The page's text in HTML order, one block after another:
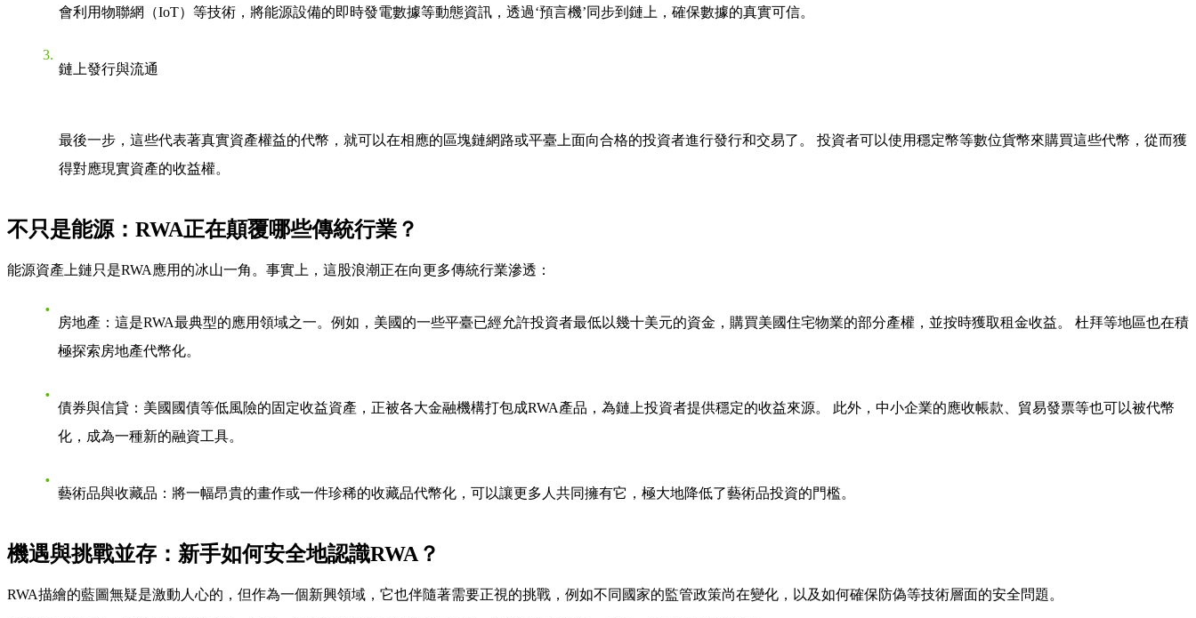
會利用物聯網（IoT）等技術，將能源設備的即時發電數據等動態資訊，透過‘預言機’同步到鏈上，確保數據的真實可信。
鏈上發行與流通
最後一步，這些代表著真實資產權益的代幣，就可以在相應的區塊鏈網路或平臺上面向合格的投資者進行發行和交易了。 投資者可以使用穩定幣等數位貨幣來購買這些代幣，從而獲
得對應現實資產的收益權。
不只是能源：RWA正在顛覆哪些傳統行業？
能源資產上鏈只是RWA應用的冰山一角。事實上，這股浪潮正在向更多傳統行業滲透：
房地產 ：這是RWA最典型的應用領域之一。例如，美國的一些平臺已經允許投資者最低以幾十美元的資金，購買美國住宅物業的部分產權，並按時獲取租金收益。 杜拜等地區也在積
極探索房地產代幣化。
債券與信貸 ：美國國債等低風險的固定收益資產，正被各大金融機構打包成RWA產品，為鏈上投資者提供穩定的收益來源。 此外，中小企業的應收帳款、貿易發票等也可以被代幣
化，成為一種新的融資工具。
藝術品與收藏品 ：將一幅昂貴的畫作或一件珍稀的收藏品代幣化，可以讓更多人共同擁有它，極大地降低了藝術品投資的門檻。
機遇與挑戰並存：新手如何安全地認識RWA？
RWA描繪的藍圖無疑是激動人心的，但作為一個新興領域，它也伴隨著需要正視的挑戰，例如不同國家的監管政策尚在變化，以及如何確保防偽等技術層面的安全問題。